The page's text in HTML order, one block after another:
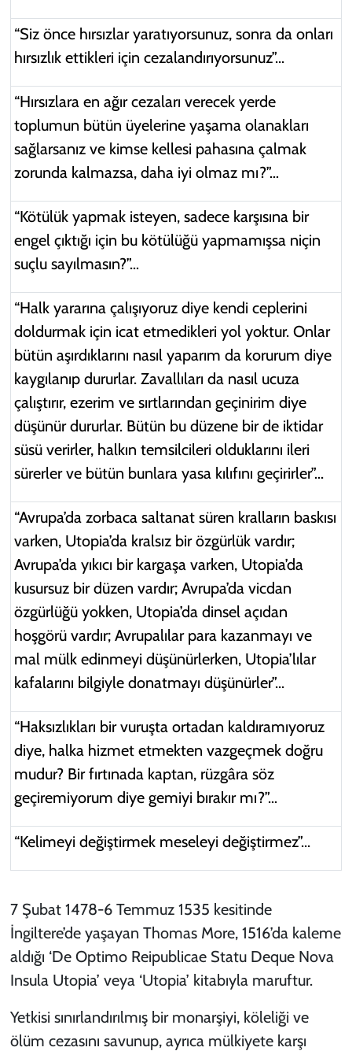
“Siz önce hırsızlar yaratıyorsunuz, sonra da onları
hırsızlık ettikleri için cezalandırıyorsunuz”...
“Hırsızlara en ağır cezaları verecek yerde
toplumun bütün üyelerine yaşama olanakları
sağlarsanız ve kimse kellesi pahasına çalmak
zorunda kalmazsa, daha iyi olmaz mı?”…
“Kötülük yapmak isteyen, sadece karşısına bir
engel çıktığı için bu kötülüğü yapmamışsa niçin
suçlu sayılmasın?”…
“Halk yararına çalışıyoruz diye kendi ceplerini
doldurmak için icat etmedikleri yol yoktur. Onlar
bütün aşırdıklarını nasıl yaparım da korurum diye
kaygılanıp dururlar. Zavallıları da nasıl ucuza
çalıştırır, ezerim ve sırtlarından geçinirim diye
düşünür dururlar. Bütün bu düzene bir de iktidar
süsü verirler, halkın temsilcileri olduklarını ileri
sürerler ve bütün bunlara yasa kılıfını geçirirler”...
“Avrupa’da zorbaca saltanat süren kralların baskısı
varken, Utopia’da kralsız bir özgürlük vardır;
Avrupa’da yıkıcı bir kargaşa varken, Utopia’da
kusursuz bir düzen vardır; Avrupa’da vicdan
özgürlüğü yokken, Utopia’da dinsel açıdan
hoşgörü vardır; Avrupalılar para kazanmayı ve
mal mülk edinmeyi düşünürlerken, Utopia’lılar
kafalarını bilgiyle donatmayı düşünürler”...
“Haksızlıkları bir vuruşta ortadan kaldıramıyoruz
diye, halka hizmet etmekten vazgeçmek doğru
mudur? Bir fırtınada kaptan, rüzgâra söz
geçiremiyorum diye gemiyi bırakır mı?”…
“Kelimeyi değiştirmek meseleyi değiştirmez”...
7 Şubat 1478-6 Temmuz 1535 kesitinde
İngiltere’de yaşayan Thomas More, 1516’da kaleme
aldığı ‘De Optimo Reipublicae Statu Deque Nova
Insula Utopia’ veya ‘Utopia’ kitabıyla maruftur.
Yetkisi sınırlandırılmış bir monarşiyi, köleliği ve
ölüm cezasını savunup, ayrıca mülkiyete karşı